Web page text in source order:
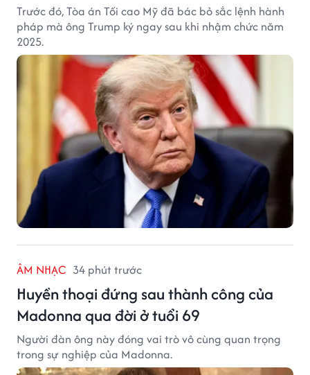
Trước đó, Tòa án Tối cao Mỹ đã bác bỏ sắc lệnh hành
pháp mà ông Trump ký ngay sau khi nhậm chức năm
2025.
ÂM NHẠC 34 phút trước
Huyền thoại đứng sau thành công của
Madonna qua đời ở tuổi 69
Người đàn ông này đóng vai trò vô cùng quan trọng
trong sự nghiệp của Madonna.